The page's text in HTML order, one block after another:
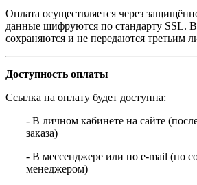
Оплата осуществляется через
данные шифруются по стандарту SSL.
сохраняются и не передаются третьим
Доступность оплаты
Ссылка на оплату будет доступна:
- В личном кабинете на сайте
заказа)
- В мессенджере или по e-mail (по
менеджером)